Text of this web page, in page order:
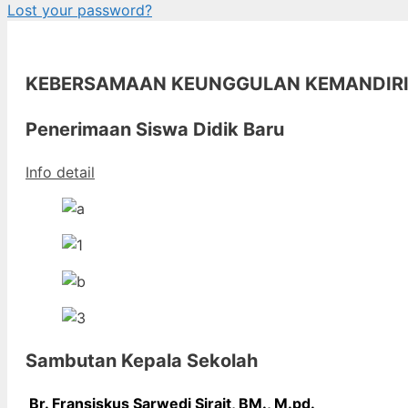
Lost your password?
KEBERSAMAAN KEUNGGULAN
Penerimaan Siswa Didik Baru
Info detail
Sambutan Kepala Sekolah
Br. Fransiskus Sarwedi Sirait, BM., M.pd.